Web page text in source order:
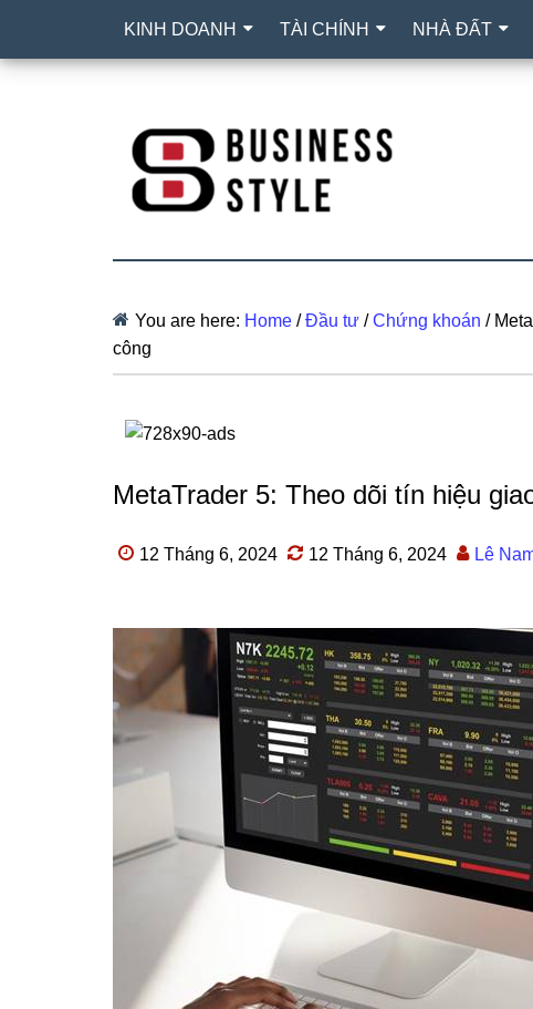
KINH DOANH TÀI CHÍNH NHÀ ĐẤT
You are here: Home / Đầu tư / Chứng khoán /
công
MetaTrader 5: Theo dõi tín hiệu
12 Tháng 6, 2024 12 Tháng 6, 2024 Lê